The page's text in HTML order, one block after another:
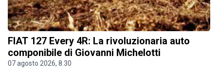
FIAT 127 Every 4R: La rivoluzionaria auto
componibile di Giovanni Michelotti
07 agosto 2026, 8.30